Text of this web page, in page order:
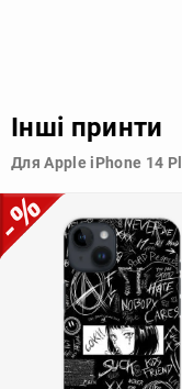
планують
Узагалі, чохол для
допомагає захистити
Інші принти
Для Apple iPhone 14